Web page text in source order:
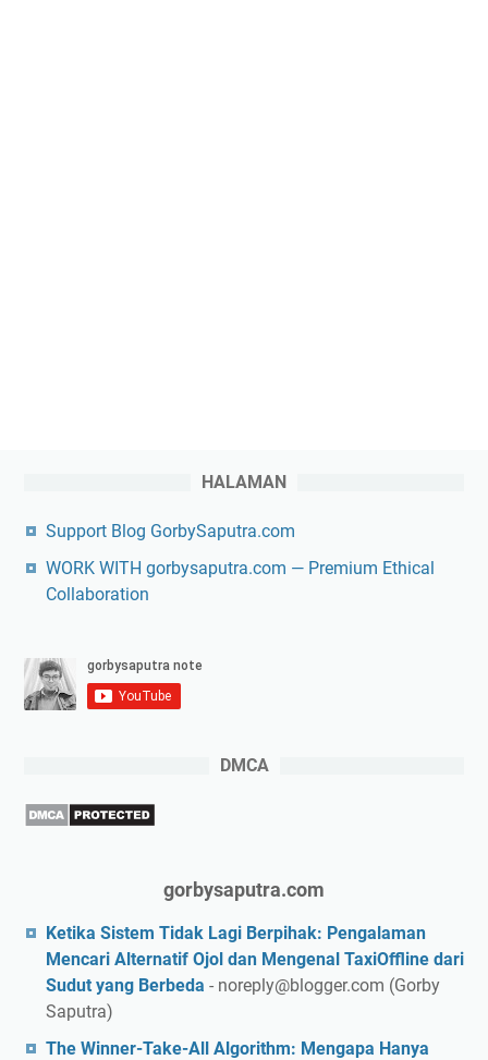
HALAMAN
Support Blog GorbySaputra.com
WORK WITH gorbysaputra.com — Premium Ethical
Collaboration
DMCA
gorbysaputra.com
Ketika Sistem Tidak Lagi Berpihak: Pengalaman
Mencari Alternatif Ojol dan Mengenal TaxiOffline dari
Sudut yang Berbeda - noreply@blogger.com (Gorby
Saputra)
The Winner-Take-All Algorithm: Mengapa Hanya